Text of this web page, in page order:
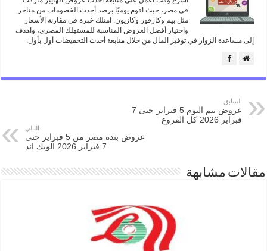
في مصر، حيث اقوم يوميًا برصد أحدث الخصومات من متاجر
مثل بيم وكارفور وكازيون. امتلك خبرة في مقارنة الأسعار
واختيار أفضل العروض المناسبة للمستهلك المصري، واهدف
إلى مساعدة الزوار في توفير المال من خلال متابعة أحدث التخفيضات أول بأول.
السابق
عروض بيم اليوم 5 فبراير حتى 7
فبراير 2026 كل الفروع
التالي
عروض بنده مصر من 5 فبراير حتى
7 فبراير 2026 الويك اند
مقالات مشابهة